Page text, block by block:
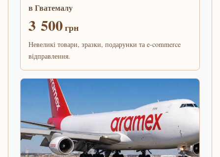
в Гватемалу
3 500грн
Невеликі товари, зразки, подарунки та e-commerce
відправлення.